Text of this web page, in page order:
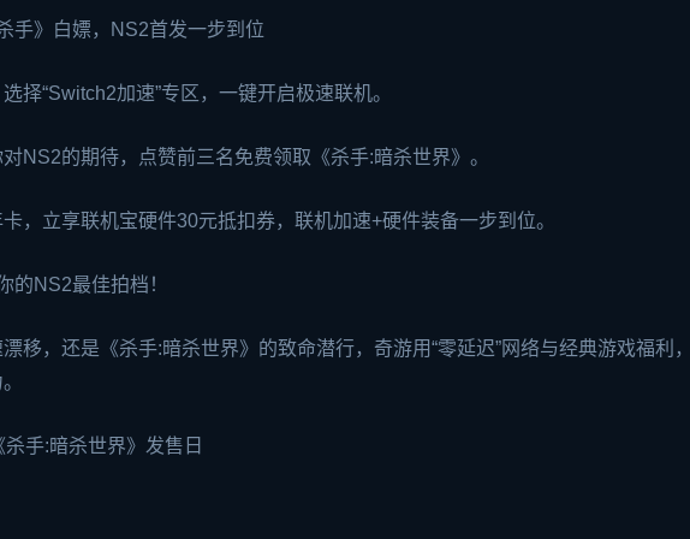
手》白嫖，NS2首发一步到位
择“Switch2加速”专区，一键开启极速联机。
NS2的期待，点赞前三名免费领取《杀手:暗杀世界》。
，立享联机宝硬件30元抵扣券，联机加速+硬件装备一步到位。
的NS2最佳拍档！
移，还是《杀手:暗杀世界》的致命潜行，奇游用“零延迟”网络与经典游戏福利
手:暗杀世界》发售日